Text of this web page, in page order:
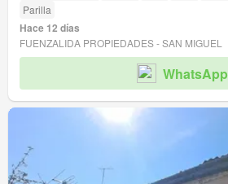
Parilla
Hace 12 días
FUENZALIDA PROPIEDADES - SAN MIGUEL
WhatsApp